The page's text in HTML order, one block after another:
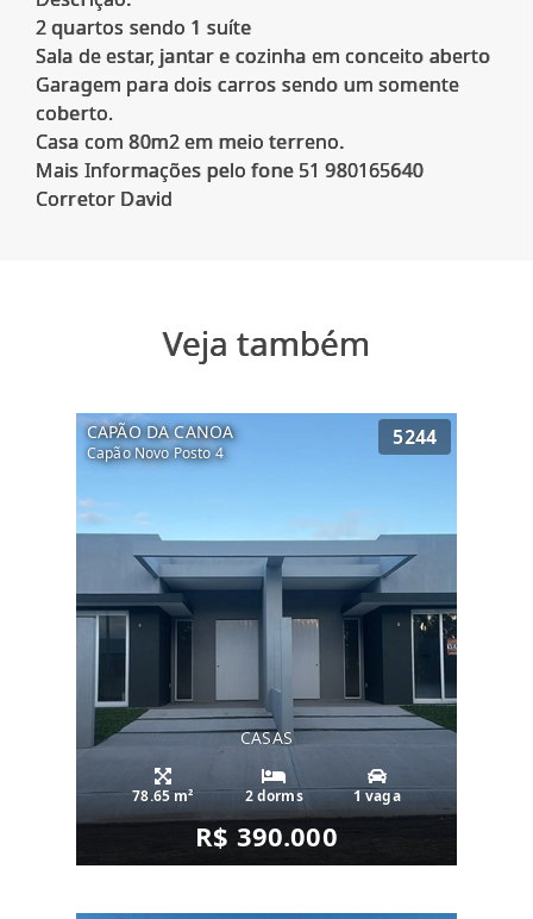
2 quartos sendo 1 suíte
Sala de estar, jantar e cozinha em conceito aberto
Garagem para dois carros sendo um somente
coberto.
Casa com 80m2 em meio terreno.
Mais Informações pelo fone 51 980165640
Veja também
CAPÃO DA CANOA
Capão Novo Posto 4
5244
CASAS
78.65 m² 2 dorms 1 vaga
R$ 390.000